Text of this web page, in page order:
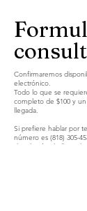
Confirmaremos
electrónico.
Todo lo que se
completo de $100 y
llegada.
Si prefiere hablar por
número es (818) 305-
devolución de llamada.